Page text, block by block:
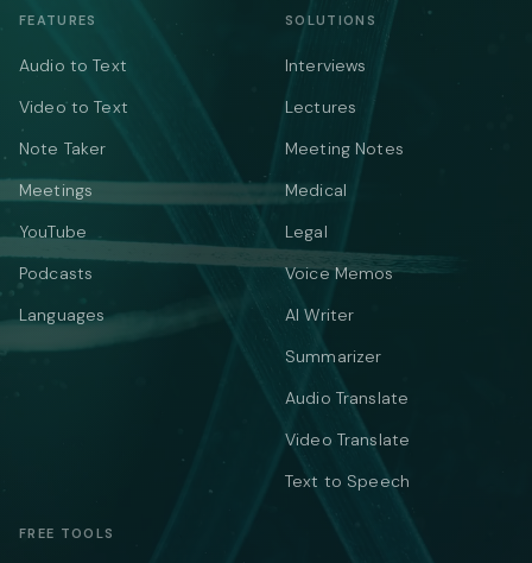
FEATURES
Audio to Text
Video to Text
Note Taker
Meetings
YouTube
Podcasts
Languages
SOLUTIONS
Interviews
Lectures
Meeting Notes
Medical
Legal
Voice Memos
AI Writer
Summarizer
Audio Translate
Video Translate
Text to Speech
FREE TOOLS